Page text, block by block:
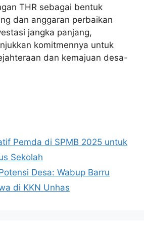
THR sebagai bentuk
dan anggaran perbaikan
jangka panjang,
komitmennya untuk
dan kemajuan desa-
Pemda di SPMB 2025 untuk
Sekolah
Desa: Wabup Barru
di KKN Unhas